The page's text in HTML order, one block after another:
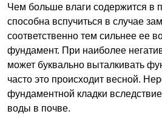
Чем больше влаги содержится в
способна вспучиться в случае
соответственно тем сильнее ее
фундамент. При наиболее
может буквально выталкивать
часто это происходит весной.
фундаментной кладки
воды в почве.